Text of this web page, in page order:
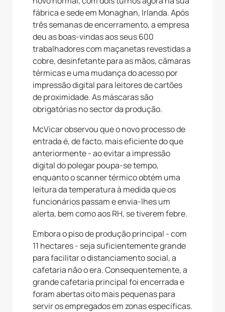
fábrica e sede em Monaghan, Irlanda. Após
três semanas de encerramento, a empresa
deu as boas-vindas aos seus 600
trabalhadores com maçanetas revestidas a
cobre, desinfetante para as mãos, câmaras
térmicas e uma mudança do acesso por
impressão digital para leitores de cartões
de proximidade. As máscaras são
obrigatórias no sector da produção.
McVicar observou que o novo processo de
entrada é, de facto, mais eficiente do que
anteriormente - ao evitar a impressão
digital do polegar poupa-se tempo,
enquanto o scanner térmico obtém uma
leitura da temperatura à medida que os
funcionários passam e envia-lhes um
alerta, bem como aos RH, se tiverem febre.
Embora o piso de produção principal - com
11 hectares - seja suficientemente grande
para facilitar o distanciamento social, a
cafetaria não o era. Consequentemente, a
grande cafetaria principal foi encerrada e
foram abertas oito mais pequenas para
servir os empregados em zonas específicas.